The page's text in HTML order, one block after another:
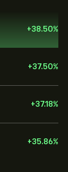
+38.50%
+37.50%
+37.18%
+35.86%